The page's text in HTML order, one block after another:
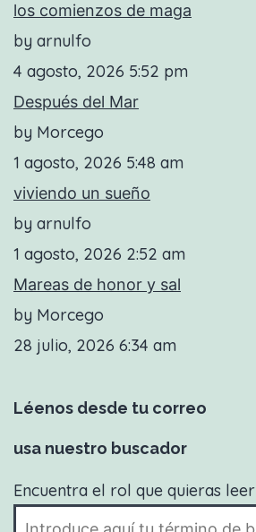
los comienzos de maga
by arnulfo
4 agosto, 2026 5:52 pm
Después del Mar
by Morcego
1 agosto, 2026 5:48 am
viviendo un sueño
by arnulfo
1 agosto, 2026 2:52 am
Mareas de honor y sal
by Morcego
28 julio, 2026 6:34 am
Léenos desde tu correo
usa nuestro buscador
Encuentra el rol que quieras leer